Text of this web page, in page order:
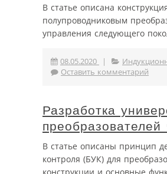
В статье описана
полупроводниковым
управления следующего
08.05.2020 |
Оставить комментарий
Разработка
преобразователей
В статье описаны принцип
контроля (БУК) для
конструкции и основные